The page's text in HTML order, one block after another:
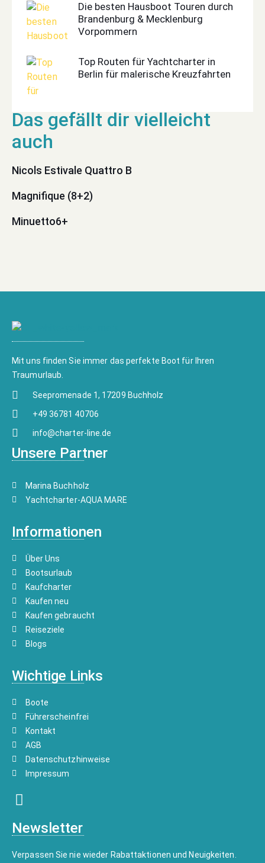
Die besten Hausboot Touren durch
Brandenburg & Mecklenburg
Vorpommern
Top Routen für Yachtcharter in
Berlin für malerische Kreuzfahrten
Nicols Estivale Quattro B
Magnifique (8+2)
Minuetto6+
Mit uns finden Sie immer das perfekte Boot für Ihren
Traumurlaub.
Seepromenade 1, 17209 Buchholz
+49 36781 40706
info@charter-line.de
Unsere Partner
Marina Buchholz
Yachtcharter-AQUA MARE
Informationen
Über Uns
Bootsurlaub
Kaufcharter
Kaufen neu
Kaufen gebraucht
Reiseziele
Blogs
Wichtige Links
Boote
Führerscheinfrei
Kontakt
AGB
Datenschutzhinweise
Impressum
Newsletter
Verpassen Sie nie wieder Rabattaktionen und Neuigkeiten.